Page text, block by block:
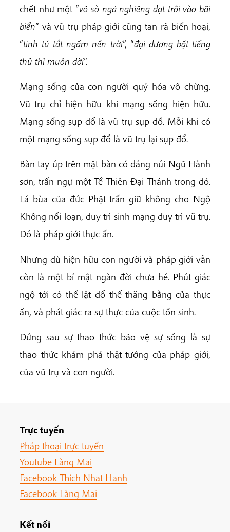
chết như một “vỏ sò ngả nghiêng dạt trôi vào bãi
biển” và vũ trụ pháp giới cũng tan rã biến hoại,
“tinh tú tắt ngấm nền trời”, “đại dương bặt tiếng
thủ thỉ muôn đời”.
Mạng sống của con người quý hóa vô chừng.
Vũ trụ chỉ hiện hữu khi mạng sống hiện hữu.
Mạng sống sụp đổ là vũ trụ sụp đổ. Mỗi khi có
một mạng sống sụp đổ là vũ trụ lại sụp đổ.
Bàn tay úp trên mặt bàn có dáng núi Ngũ Hành
sơn, trấn ngự một Tề Thiên Đại Thánh trong đó.
Lá bùa của đức Phật trấn giữ không cho Ngộ
Không nổi loạn, duy trì sinh mạng duy trì vũ trụ.
Đó là pháp giới thực ấn.
Nhưng dù hiện hữu con người và pháp giới vẫn
còn là một bí mật ngàn đời chưa hé. Phút giác
ngộ tới có thể lật đổ thế thăng bằng của thực
ấn, và phát giác ra sự thực của cuộc tồn sinh.
Đứng sau sự thao thức bảo vệ sự sống là sự
thao thức khám phá thật tướng của pháp giới,
của vũ trụ và con người.
Trực tuyến
Pháp thoại trực tuyến
Youtube Làng Mai
Facebook Thich Nhat Hanh
Facebook Làng Mai
Kết nối